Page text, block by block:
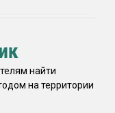
найти
на территории